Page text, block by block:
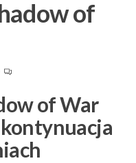
of
of War
kontynuacja